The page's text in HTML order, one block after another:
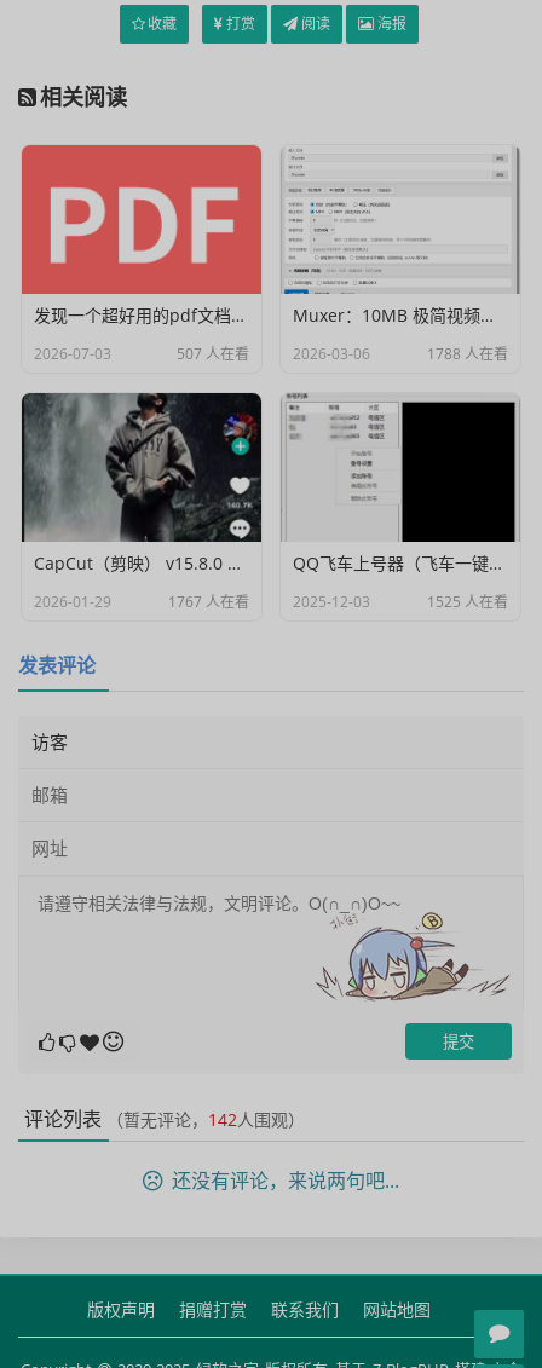
收藏 打赏 阅读 海报
相关阅读
发现一个超好用的pdf文档编辑器
2026-07-03 507 人在看
Muxer：10MB 极简视频字幕批量封装工具 (单文件/绿色版)
2026-03-06 1788 人在看
CapCut（剪映） v15.8.0 国际高级会员解锁破解版
2026-01-29 1767 人在看
QQ飞车上号器（飞车一键登号器）V1.0
2025-12-03 1525 人在看
发表评论
评论列表 （暂无评论， 142 人围观）
还没有评论，来说两句吧...
版权声明 捐赠打赏 联系我们 网站地图